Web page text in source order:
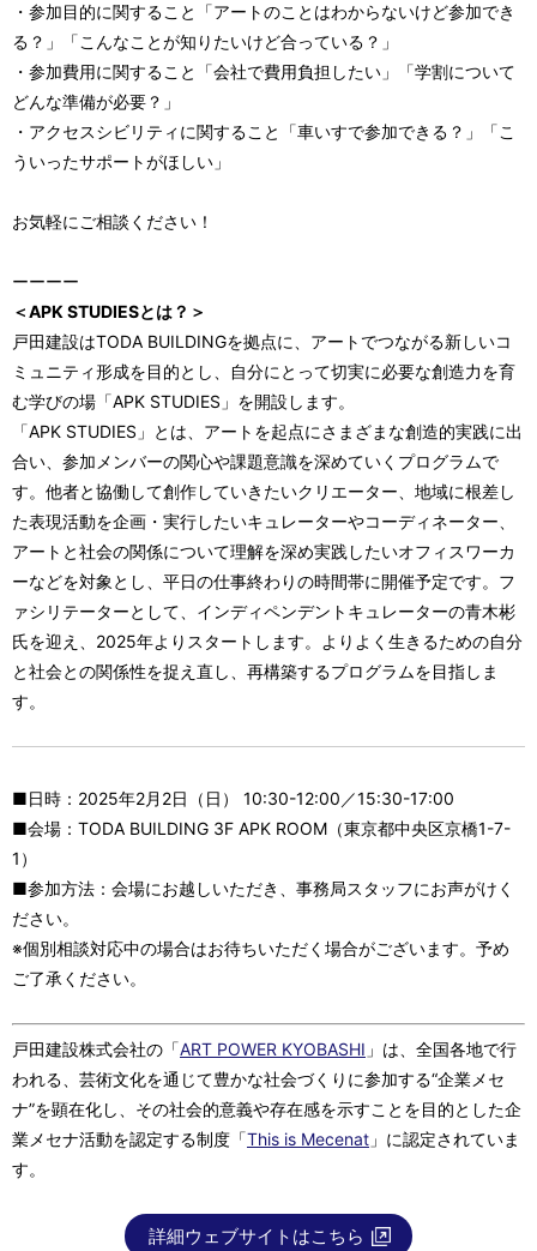
・参加目的に関すること「アートのことはわからないけど参加でき
る？」「こんなことが知りたいけど合っている？」
・参加費用に関すること「会社で費用負担したい」「学割について
どんな準備が必要？」
・アクセスシビリティに関すること「車いすで参加できる？」「こ
ういったサポートがほしい」
お気軽にご相談ください！
ーーーー
＜APK STUDIESとは？＞
戸田建設はTODA BUILDINGを拠点に、アートでつながる新しいコ
ミュニティ形成を目的とし、自分にとって切実に必要な創造力を育
む学びの場「APK STUDIES」を開設します。
「APK STUDIES」とは、アートを起点にさまざまな創造的実践に出
合い、参加メンバーの関心や課題意識を深めていくプログラムで
す。他者と協働して創作していきたいクリエーター、地域に根差し
た表現活動を企画・実行したいキュレーターやコーディネーター、
アートと社会の関係について理解を深め実践したいオフィスワーカ
ーなどを対象とし、平日の仕事終わりの時間帯に開催予定です。フ
ァシリテーターとして、インディペンデントキュレーターの青木彬
氏を迎え、2025年よりスタートします。よりよく生きるための自分
と社会との関係性を捉え直し、再構築するプログラムを目指しま
す。
■日時：2025年2月2日（日） 10:30-12:00／15:30-17:00
■会場：TODA BUILDING 3F APK ROOM（東京都中央区京橋1-7-
1）
■参加方法：会場にお越しいただき、事務局スタッフにお声がけく
ださい。
※個別相談対応中の場合はお待ちいただく場合がございます。予め
ご了承ください。
戸田建設株式会社の「ART POWER KYOBASHI 」は、全国各地で行
われる、芸術文化を通じて豊かな社会づくりに参加する“企業メセ
ナ”を顕在化し、その社会的意義や存在感を示すことを目的とした企
業メセナ活動を認定する制度「This is Mecenat 」に認定されていま
す。
詳細ウェブサイトはこちら